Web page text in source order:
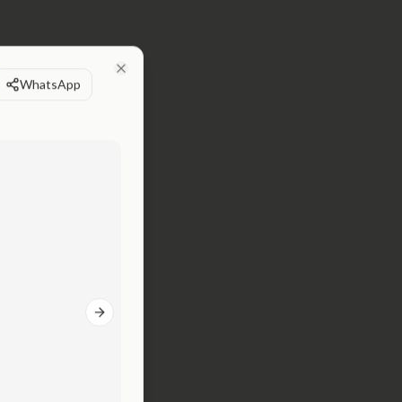
WhatsApp
Next slide